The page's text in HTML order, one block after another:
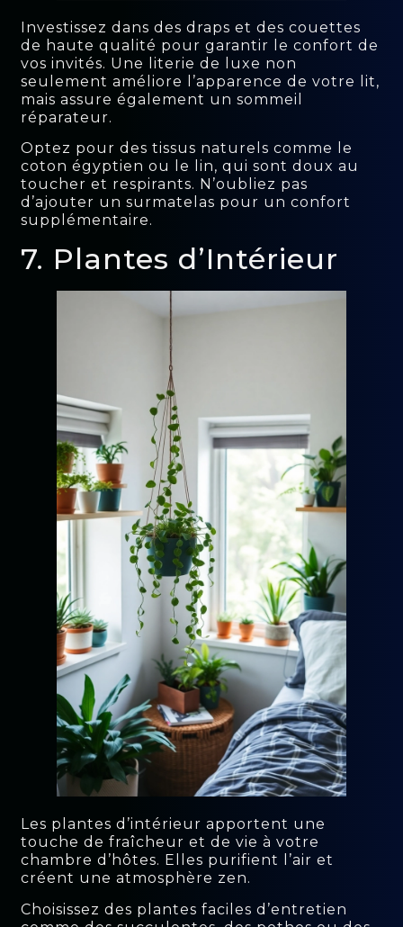
Investissez dans des draps et des couettes
de haute qualité pour garantir le confort de
vos invités. Une literie de luxe non
seulement améliore l’apparence de votre lit,
mais assure également un sommeil
réparateur.
Optez pour des tissus naturels comme le
coton égyptien ou le lin, qui sont doux au
toucher et respirants. N’oubliez pas
d’ajouter un surmatelas pour un confort
supplémentaire.
7. Plantes d’Intérieur
Les plantes d’intérieur apportent une
touche de fraîcheur et de vie à votre
chambre d’hôtes. Elles purifient l’air et
créent une atmosphère zen.
Choisissez des plantes faciles d’entretien